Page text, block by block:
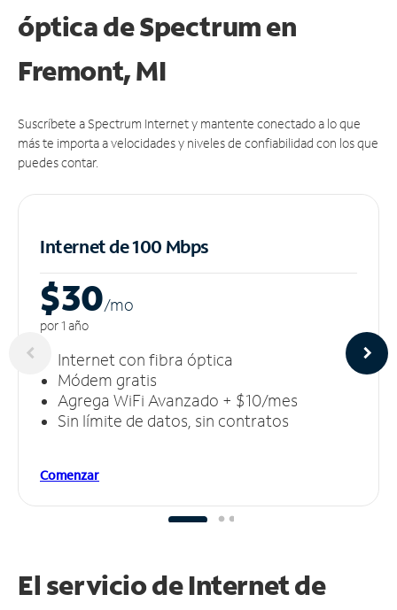
óptica de Spectrum en
Fremont, MI
Suscríbete a Spectrum Internet y mantente conectado a lo que
más te importa a velocidades y niveles de confiabilidad con los que
puedes contar.
Internet de 100 Mbps
$30/mo
por 1 año
Internet con fibra óptica
Módem gratis
Agrega WiFi Avanzado + $10/mes
Sin límite de datos, sin contratos
Comenzar
El servicio de Internet de